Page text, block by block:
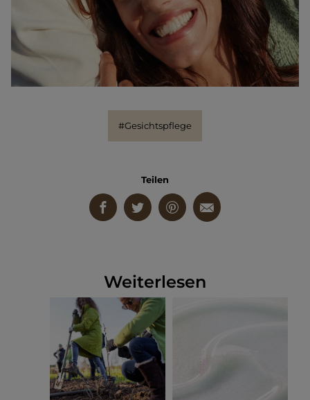
#Gesichtspflege
Teilen
Weiterlesen